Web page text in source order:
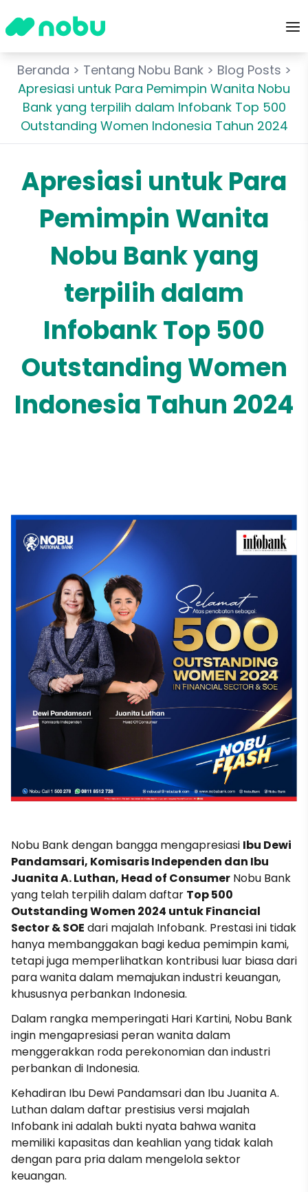
Beranda > Tentang Nobu Bank > Blog Posts >
Apresiasi untuk Para Pemimpin Wanita Nobu
Bank yang terpilih dalam Infobank Top 500
Outstanding Women Indonesia Tahun 2024
Apresiasi untuk Para
Pemimpin Wanita
Nobu Bank yang
terpilih dalam
Infobank Top 500
Outstanding Women
Indonesia Tahun 2024
Nobu Bank dengan bangga mengapresiasi Ibu Dewi
Pandamsari, Komisaris Independen dan Ibu
Juanita A. Luthan, Head of Consumer Nobu Bank
yang telah terpilih dalam daftar Top 500
Outstanding Women 2024 untuk Financial
Sector & SOE dari majalah Infobank. Prestasi ini tidak
hanya membanggakan bagi kedua pemimpin kami,
tetapi juga memperlihatkan kontribusi luar biasa dari
para wanita dalam memajukan industri keuangan,
khususnya perbankan Indonesia.
Dalam rangka memperingati Hari Kartini, Nobu Bank
ingin mengapresiasi peran wanita dalam
menggerakkan roda perekonomian dan industri
perbankan di Indonesia.
Kehadiran Ibu Dewi Pandamsari dan Ibu Juanita A.
Luthan dalam daftar prestisius versi majalah
Infobank ini adalah bukti nyata bahwa wanita
memiliki kapasitas dan keahlian yang tidak kalah
dengan para pria dalam mengelola sektor
keuangan.